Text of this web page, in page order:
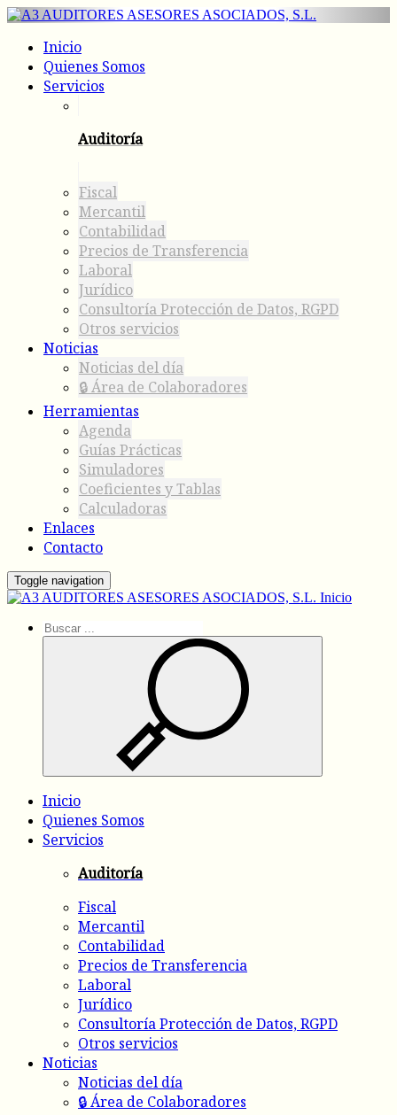
Inicio
Quienes Somos
Servicios
Auditoría
Fiscal
Mercantil
Contabilidad
Precios de Transferencia
Laboral
Jurídico
Consultoría Protección de Datos, RGPD
Otros servicios
Noticias
Noticias del día
🔒 Área de Colaboradores
Herramientas
Agenda
Guías Prácticas
Simuladores
Coeficientes y Tablas
Calculadoras
Enlaces
Contacto
Toggle navigation
Inicio
Inicio
Quienes Somos
Servicios
Auditoría
Fiscal
Mercantil
Contabilidad
Precios de Transferencia
Laboral
Jurídico
Consultoría Protección de Datos, RGPD
Otros servicios
Noticias
Noticias del día
🔒 Área de Colaboradores